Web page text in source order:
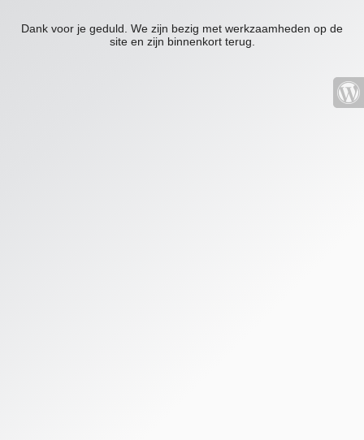
Dank voor je geduld. We zijn bezig met werkzaamheden op de
site en zijn binnenkort terug.